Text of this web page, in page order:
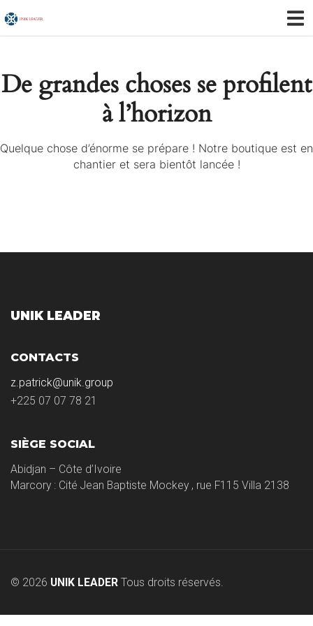
De grandes choses se profilent
à l’horizon
Quelque chose d’énorme se prépare ! Notre boutique est en
chantier et sera bientôt lancée !
UNIK LEADER
CONTACTS
z.patrick@unik.group
+225 07 07 78 21
SIÈGE SOCIAL
Abidjan – Côte d’Ivoire
Marcory : Cité Jean Baptiste Mockey , rue F115 Villa 2138
© 2026 UNIK LEADER Tous droits réservés.